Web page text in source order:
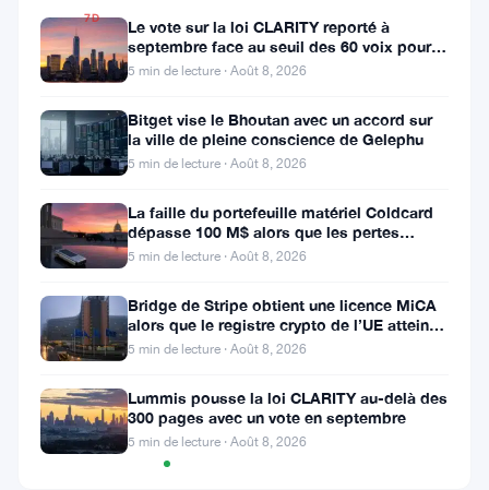
7D
▼
8.91%
Partager
Graphique
Le vote sur la loi CLARITY reporté à
septembre face au seuil des 60 voix pour le
projet de loi crypto
5 min de lecture · Août 8, 2026
Bitget vise le Bhoutan avec un accord sur
la ville de pleine conscience de Gelephu
5 min de lecture · Août 8, 2026
La faille du portefeuille matériel Coldcard
dépasse 100 M$ alors que les pertes
cryptos de juillet atteignent
5 min de lecture · Août 8, 2026
Bridge de Stripe obtient une licence MiCA
alors que le registre crypto de l’UE atteint
324 prestataires
5 min de lecture · Août 8, 2026
Lummis pousse la loi CLARITY au-delà des
300 pages avec un vote en septembre
5 min de lecture · Août 8, 2026